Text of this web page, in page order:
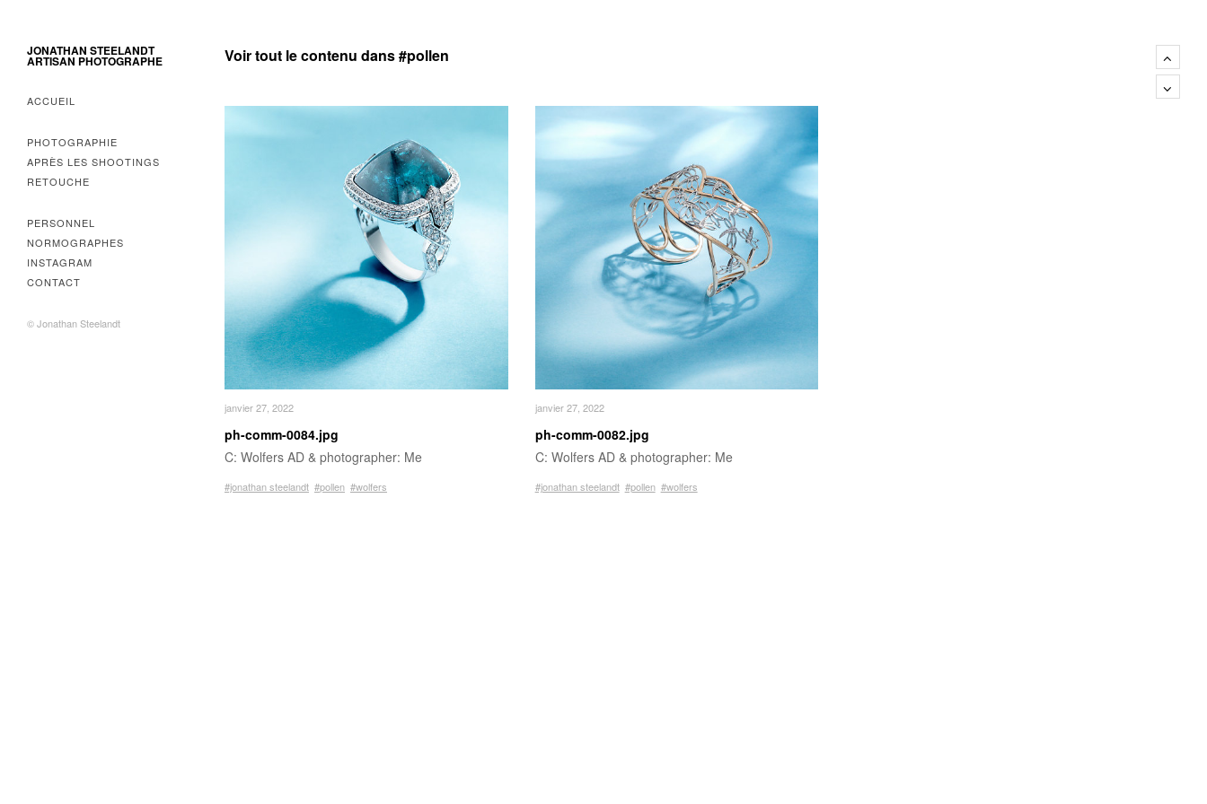
JONATHAN STEELANDT
ARTISAN PHOTOGRAPHE
ACCUEIL
PHOTOGRAPHIE
APRÈS LES SHOOTINGS
RETOUCHE
PERSONNEL
NORMOGRAPHES
INSTAGRAM
CONTACT
© Jonathan Steelandt
Voir tout le contenu dans #pollen
janvier 27, 2022
ph-comm-0084.jpg
C: Wolfers AD & photographer: Me
#jonathan steelandt #pollen #wolfers
janvier 27, 2022
ph-comm-0082.jpg
C: Wolfers AD & photographer: Me
#jonathan steelandt #pollen #wolfers